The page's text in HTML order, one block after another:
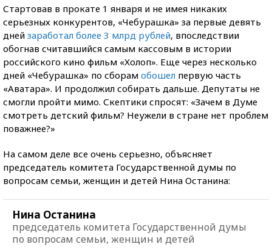
Стартовав в прокате 1 января и не имея никаких
серьезных конкурентов, «Чебурашка» за первые девять
дней заработал более 3 млрд рублей, впоследствии
обогнав считавшийся самым кассовым в истории
российского кино фильм «Холоп». Еще через несколько
дней «Чебурашка» по сборам обошел первую часть
«Аватара». И продолжил собирать дальше. Депутаты не
смогли пройти мимо. Скептики спросят: «Зачем в Думе
смотреть детский фильм? Неужели в стране нет проблем
поважнее?»
На самом деле все очень серьезно, объясняет
председатель комитета Государственной думы по
вопросам семьи, женщин и детей Нина Останина:
Нина Останина
председатель комитета Государственной думы
по вопросам семьи, женщин и детей